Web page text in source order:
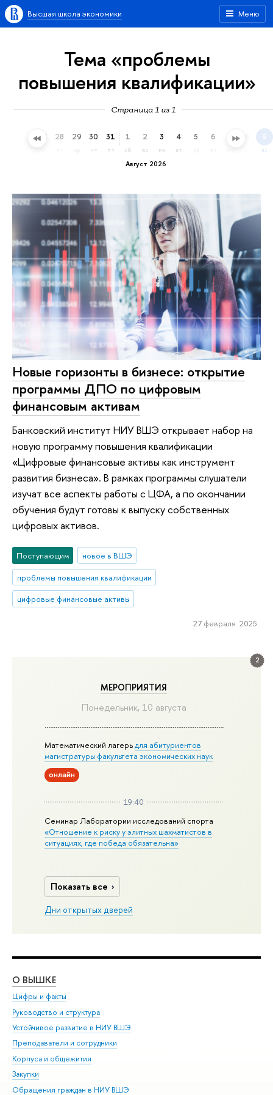
Меню
Высшая школа экономики
Тема «проблемы
повышения квалификации»
Страница 1 из 1
27 28 29 30
чт
31
пт
Август 2026
1
сб
2
вс
3
пн
4
вт
5 6 7 9
вс
2
МЕРОПРИЯТИЯ
Понедельник, 10 августа
Математический лагерьдля абитуриентов
магистратуры факультета экономических наук
онлайн
19:40
Семинар Лаборатории исследований спорта
«Отношение к риску у элитных шахматистов в
ситуациях, где победа обязательна»
Показать все
Дни открытых дверей
Новые горизонты в бизнесе: открытие
программы ДПО по цифровым
финансовым активам
Банковский институт НИУ ВШЭ открывает набор на
новую программу повышения квалификации
«Цифровые финансовые активы как инструмент
развития бизнеса». В рамках программы слушатели
изучат все аспекты работы с ЦФА, а по окончании
обучения будут готовы к выпуску собственных
цифровых активов.
Поступающим
новое в ВШЭ
проблемы повышения квалификации
цифровые финансовые активы
27 февраля 2025
О ВЫШКЕ
Цифры и факты
Руководство и структура
Устойчивое развитие в НИУ ВШЭ
Преподаватели и сотрудники
Корпуса и общежития
Закупки
Обращения граждан в НИУ ВШЭ